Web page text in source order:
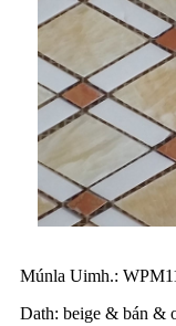
Múnla Uimh.:
Dath: beige & bán &